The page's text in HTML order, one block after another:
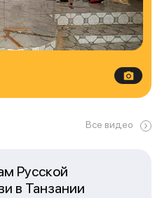
Все видео
Русской
в Танзании